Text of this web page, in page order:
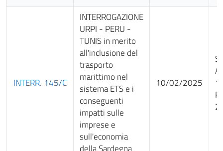
INTERR. 145/C
INTERROGAZIONE
URPI - PERU -
TUNIS in merito
all'inclusione del
trasporto
marittimo nel
sistema ETS e i
conseguenti
impatti sulle
imprese e
sull'economia
10/02/2025